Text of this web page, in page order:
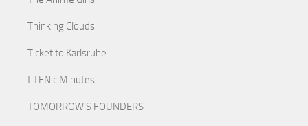
Thinking Clouds
Ticket to Karlsruhe
tiTENic Minutes
TOMORROW'S FOUNDERS